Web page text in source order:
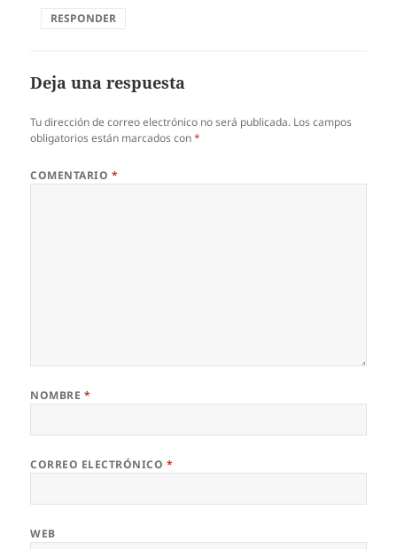
RESPONDER
Deja una respuesta
Tu dirección de correo electrónico no será publicada. Los campos
obligatorios están marcados con*
COMENTARIO *
NOMBRE *
CORREO ELECTRÓNICO *
WEB